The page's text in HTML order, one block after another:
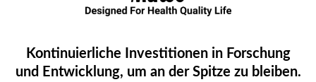
Kontinuierliche Investitionen in Forschung
und Entwicklung, um an der Spitze zu bleiben.